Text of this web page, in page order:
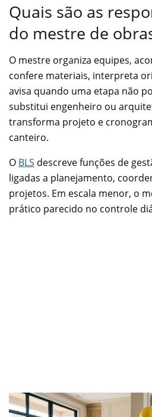
Quais são as
do mestre de
O mestre organiza equipes,
confere materiais, interpreta
avisa quando uma etapa não
substitui engenheiro ou
transforma projeto e
canteiro.
O BLS descreve funções de
ligadas a planejamento,
projetos. Em escala menor, o
prático parecido no controle